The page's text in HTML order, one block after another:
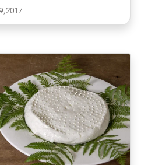
2017